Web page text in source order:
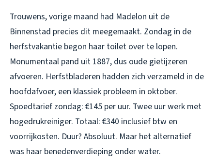
Trouwens, vorige maand had Madelon uit de
Binnenstad precies dit meegemaakt. Zondag in de
herfstvakantie begon haar toilet over te lopen.
Monumentaal pand uit 1887, dus oude gietijzeren
afvoeren. Herfstbladeren hadden zich verzameld in de
hoofdafvoer, een klassiek probleem in oktober.
Spoedtarief zondag: €145 per uur. Twee uur werk met
hogedrukreiniger. Totaal: €340 inclusief btw en
voorrijkosten. Duur? Absoluut. Maar het alternatief
was haar benedenverdieping onder water.